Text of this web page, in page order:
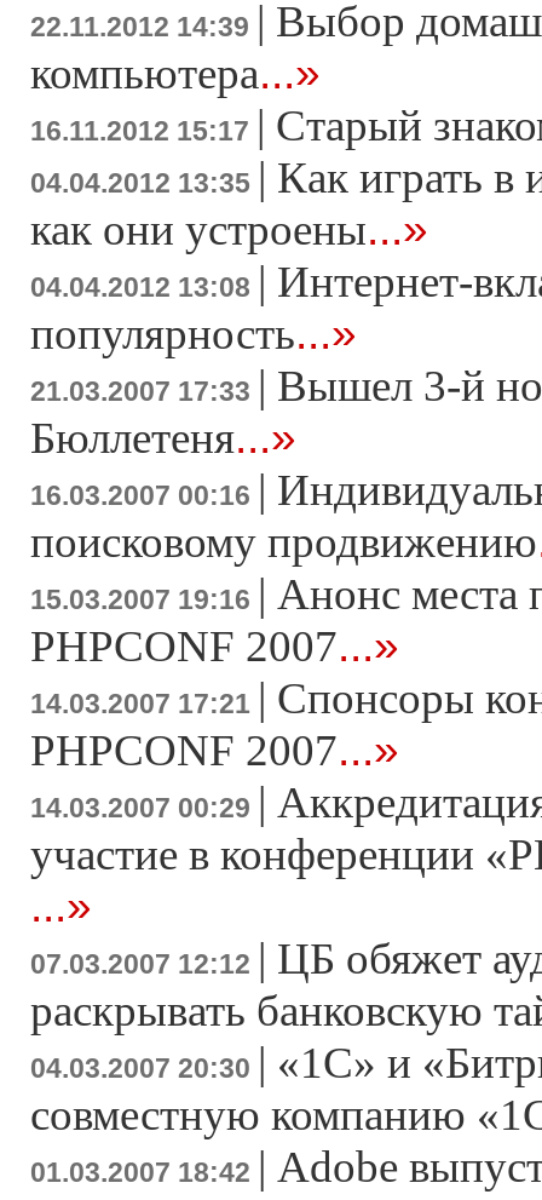
22.11.2012 14:39 | Выбор
компьютера...»
16.11.2012 15:17 | Старый
04.04.2012 13:35 | Как играть в
как они устроены...»
04.04.2012 13:08 | Интернет-
популярность...»
21.03.2007 17:33 | Вышел 3-й
Бюллетеня...»
16.03.2007 00:16 |
поисковому продвижению
15.03.2007 19:16 | Анонс места
PHPCONF 2007...»
14.03.2007 17:21 | Спонсоры
PHPCONF 2007...»
14.03.2007 00:29 |
участие в конференции
...»
07.03.2007 12:12 | ЦБ обяжет
раскрывать банковскую
04.03.2007 20:30 | «1С» и
совместную компанию
01.03.2007 18:42 | Adobe